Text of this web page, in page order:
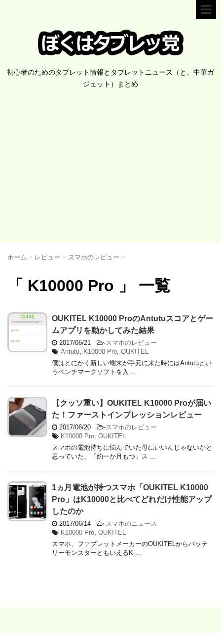
初心者のためのタブレット情報とタブレットニュース（と、中華ガ
ジェット）まとめ
ホーム > レビュー > スマホのレビュー >
「 K10000 Pro 」 一覧
OUKITEL K10000 ProのAntutuスコアとゲー
ムアプリを動かしてみた結果
2017/06/21 -スマホのレビュー
Antutu, K10000 Pro, OUKITEL
僕はとにかく新しい端末が手元に来た時にはAntutuとい
うベンチマークソフトを入 ...
【クッソ重い】OUKITEL K10000 Proが届い
た！ファーストインプレッションレビュー
2017/06/20 -スマホのレビュー
K10000 Pro, OUKITEL
スマホの電池持ちに悩んでいた母にいいんじゃないかと
思っていた、「約一か月もつ」ス ...
1ヵ月電池が持つスマホ「OUKITEL K10000
Pro」はK10000と比べてどれだけ性能アップ
したのか
2017/06/14 -スマホのニュース
K10000 Pro, OUKITEL
スマホ、ファブレットメーカーのOUKITELからバッテ
リーモンスターともいえるK ...